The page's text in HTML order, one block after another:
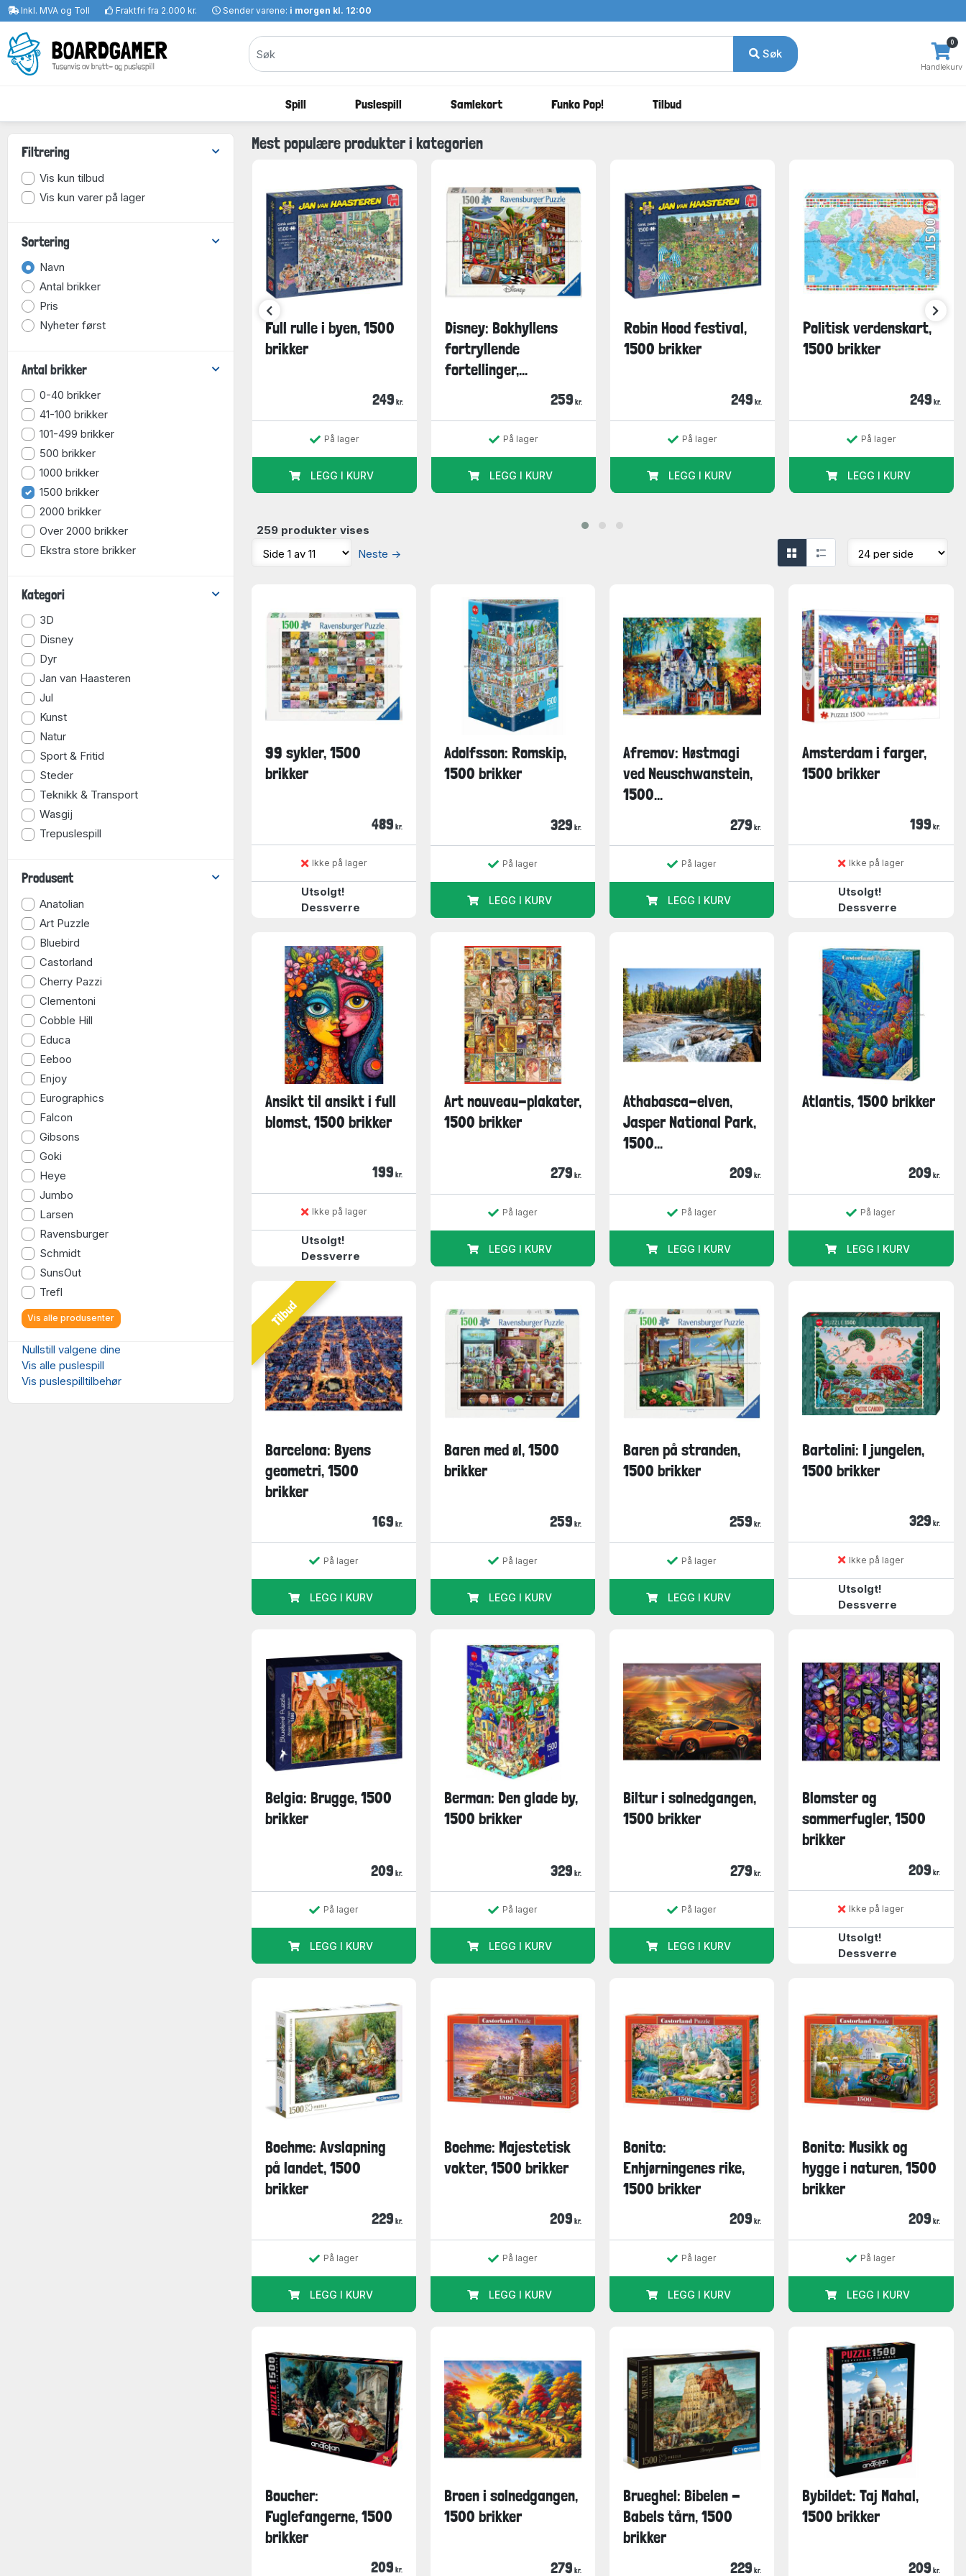
Inkl. MVA og Toll Fraktfri fra 2.000 kr. Sender varene: i morgen kl. 12:00
Søk
Handlekurv
0
Spill Puslespill Samlekort Funko Pop! Tilbud
Filtrering
Vis kun tilbud
Vis kun varer på lager
Sortering
Navn
Antal brikker
Pris
Nyheter først
Antal brikker
0-40 brikker
41-100 brikker
101-499 brikker
500 brikker
1000 brikker
1500 brikker
2000 brikker
Over 2000 brikker
Ekstra store brikker
Kategori
3D
Disney
Dyr
Jan van Haasteren
Jul
Kunst
Natur
Sport & Fritid
Steder
Teknikk & Transport
Wasgij
Trepuslespill
Produsent
Anatolian
Art Puzzle
Bluebird
Castorland
Cherry Pazzi
Clementoni
Cobble Hill
Educa
Eeboo
Enjoy
Eurographics
Falcon
Gibsons
Goki
Heye
Jumbo
Larsen
Ravensburger
Schmidt
SunsOut
Trefl
Vis alle produsenter
Nullstill valgene dine
Vis alle puslespill
Vis puslespilltilbehør
Mest populære produkter i kategorien
i full
199 kr.
Athabasca-elven,
1500...
Full rulle i byen, 1500
brikker
249 kr.
På lager
LEGG I KURV
Disney: Bokhyllens
fortryllende
fortellinger,...
259 kr.
På lager
LEGG I KURV
Robin Hood festival,
1500 brikker
249 kr.
På lager
LEGG I KURV
Politisk verdenskart,
1500 brikker
249 kr.
På lager
LEGG I KURV
259 produkter vises
Neste →
99 sykler, 1500
brikker
489 kr.
Ikke på lager
Utsolgt!
Dessverre
Adolfsson: Romskip,
1500 brikker
329 kr.
På lager
LEGG I KURV
Afremov: Høstmagi
ved Neuschwanstein,
1500...
279 kr.
På lager
LEGG I KURV
Amsterdam i farger,
1500 brikker
199 kr.
Ikke på lager
Utsolgt!
Dessverre
Ansikt til ansikt i full
blomst, 1500 brikker
199 kr.
Ikke på lager
Utsolgt!
Dessverre
Art nouveau-plakater,
1500 brikker
279 kr.
På lager
LEGG I KURV
Athabasca-elven,
Jasper National Park,
1500...
209 kr.
På lager
LEGG I KURV
Atlantis, 1500 brikker
209 kr.
På lager
LEGG I KURV
Tilbud
Barcelona: Byens
geometri, 1500
brikker
169 kr.
På lager
LEGG I KURV
Baren med øl, 1500
brikker
259 kr.
På lager
LEGG I KURV
Baren på stranden,
1500 brikker
259 kr.
På lager
LEGG I KURV
Bartolini: I jungelen,
1500 brikker
329 kr.
Ikke på lager
Utsolgt!
Dessverre
Belgia: Brugge, 1500
brikker
209 kr.
På lager
LEGG I KURV
Berman: Den glade by,
1500 brikker
329 kr.
På lager
LEGG I KURV
Biltur i solnedgangen,
1500 brikker
279 kr.
På lager
LEGG I KURV
Blomster og
sommerfugler, 1500
brikker
209 kr.
Ikke på lager
Utsolgt!
Dessverre
Boehme: Avslapning
på landet, 1500
brikker
229 kr.
På lager
LEGG I KURV
Boehme: Majestetisk
vokter, 1500 brikker
209 kr.
På lager
LEGG I KURV
Bonito:
Enhjørningenes rike,
1500 brikker
209 kr.
På lager
LEGG I KURV
Bonito: Musikk og
hygge i naturen, 1500
brikker
209 kr.
På lager
LEGG I KURV
Boucher:
Fuglefangerne, 1500
brikker
209 kr.
Broen i solnedgangen,
1500 brikker
279 kr.
Brueghel: Bibelen -
Babels tårn, 1500
brikker
229 kr.
Bybildet: Taj Mahal,
1500 brikker
209 kr.